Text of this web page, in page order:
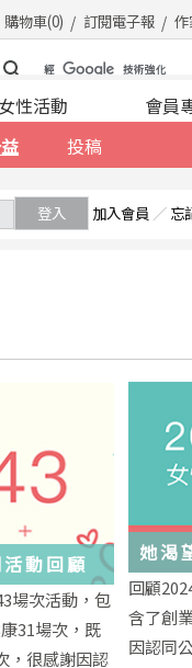
購物車(0) 訂閱電子報
投稿
女性活動 會員
登入 加入會員 ／ 忘
動回顧
場次活動，包
31場次，既
，很感謝因認
她渴
回顧
含了創
因認同